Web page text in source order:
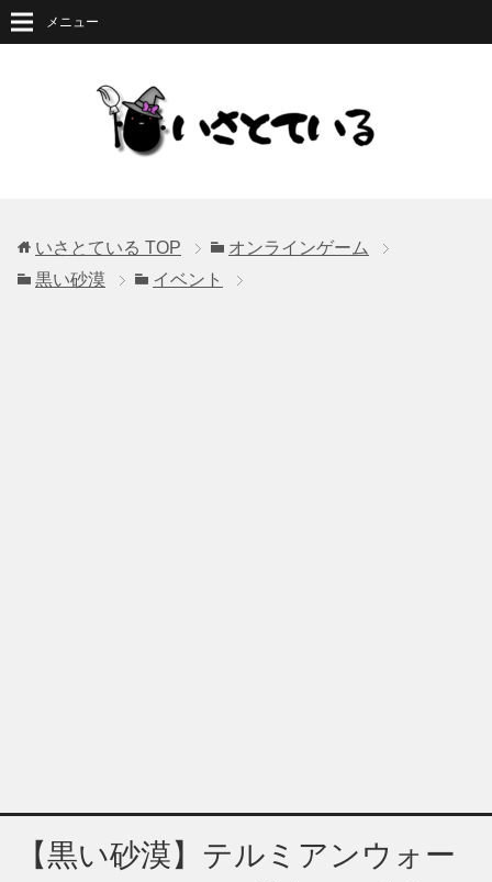
メニュー
いさとている TOP
オンラインゲーム
黒い砂漠
イベント
【黒い砂漠】テルミアンウォー